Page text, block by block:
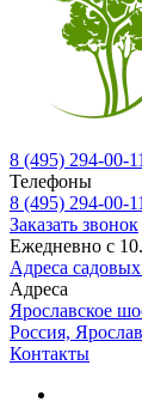
8 (495) 294-00-11
Телефоны
8 (495) 294-00-11
Заказать звонок
Ежедневно с
Адреса
Адреса
Ярославское
Россия,
Контакты